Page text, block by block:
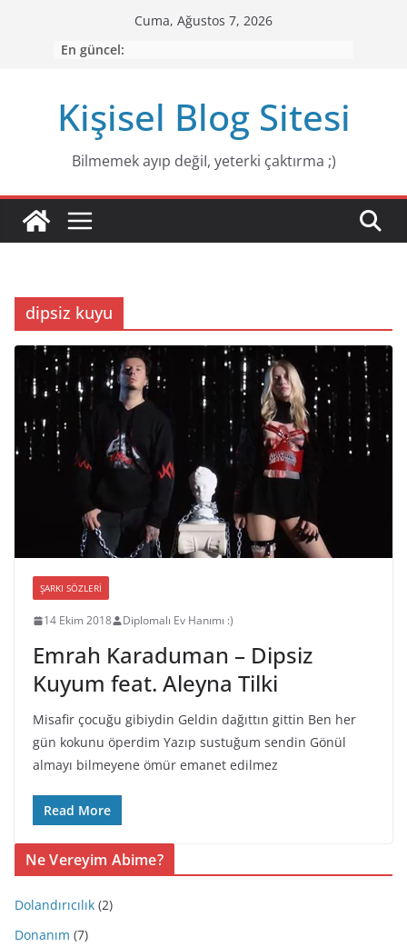
Cuma, Ağustos 7, 2026
En güncel:
Kişisel Blog Sitesi
Bilmemek ayıp değiI, yeterki çaktırma ;)
dipsiz kuyu
ŞARKI SÖZLERI
14 Ekim 2018 Diplomalı Ev Hanımı :)
Emrah Karaduman – Dipsiz
Kuyum feat. Aleyna Tilki
Misafir çocuğu gibiydin Geldin dağıttın gittin Ben her
gün kokunu öperdim Yazıp sustuğum sendin Gönül
almayı bilmeyene ömür emanet edilmez
Read More
Ne Vereyim Abime?
Dolandırıcılık (2)
Donanım (7)